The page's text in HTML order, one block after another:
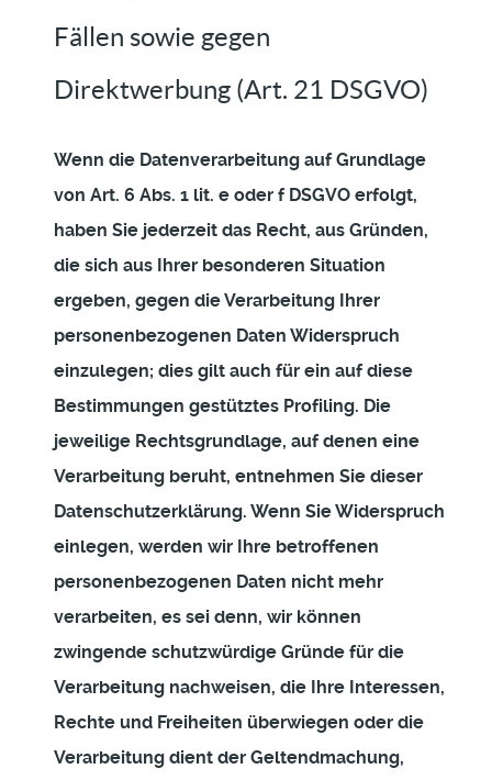
Fällen sowie gegen
Direktwerbung (Art. 21 DSGVO)
Wenn die Datenverarbeitung auf Grundlage
von Art. 6 Abs. 1 lit. e oder f DSGVO erfolgt,
haben Sie jederzeit das Recht, aus Gründen,
die sich aus Ihrer besonderen Situation
ergeben, gegen die Verarbeitung Ihrer
personenbezogenen Daten Widerspruch
einzulegen; dies gilt auch für ein auf diese
Bestimmungen gestütztes Profiling. Die
jeweilige Rechtsgrundlage, auf denen eine
Verarbeitung beruht, entnehmen Sie dieser
Datenschutzerklärung. Wenn Sie Widerspruch
einlegen, werden wir Ihre betroffenen
personenbezogenen Daten nicht mehr
verarbeiten, es sei denn, wir können
zwingende schutzwürdige Gründe für die
Verarbeitung nachweisen, die Ihre Interessen,
Rechte und Freiheiten überwiegen oder die
Verarbeitung dient der Geltendmachung,